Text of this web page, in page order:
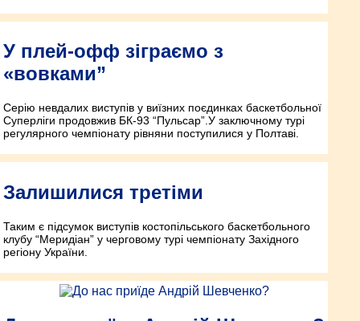
У плей-офф зіграємо з
«вовками”
Серію невдалих виступів у виїзних поєдинках баскетбольної
Суперліги продовжив БК-93 “Пульсар”.У заключному турі
регулярного чемпіонату рівняни поступилися у Полтаві.
Залишилися третіми
Таким є підсумок виступів костопільського баскетбольного
клубу “Меридіан” у черговому турі чемпіонату Західного
регіону України.